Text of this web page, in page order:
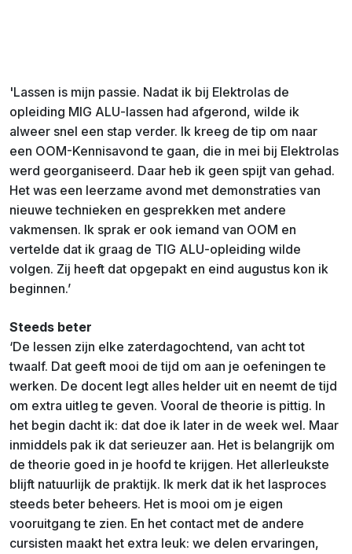
'Lassen is mijn passie. Nadat ik bij Elektrolas de
opleiding MIG ALU-lassen had afgerond, wilde ik
alweer snel een stap verder. Ik kreeg de tip om naar
een OOM-Kennisavond te gaan, die in mei bij Elektrolas
werd georganiseerd. Daar heb ik geen spijt van gehad.
Het was een leerzame avond met demonstraties van
nieuwe technieken en gesprekken met andere
vakmensen. Ik sprak er ook iemand van OOM en
vertelde dat ik graag de TIG ALU-opleiding wilde
volgen. Zij heeft dat opgepakt en eind augustus kon ik
beginnen.’
Steeds beter
‘De lessen zijn elke zaterdagochtend, van acht tot
twaalf. Dat geeft mooi de tijd om aan je oefeningen te
werken. De docent legt alles helder uit en neemt de tijd
om extra uitleg te geven. Vooral de theorie is pittig. In
het begin dacht ik: dat doe ik later in de week wel. Maar
inmiddels pak ik dat serieuzer aan. Het is belangrijk om
de theorie goed in je hoofd te krijgen. Het allerleukste
blijft natuurlijk de praktijk. Ik merk dat ik het lasproces
steeds beter beheers. Het is mooi om je eigen
vooruitgang te zien. En het contact met de andere
cursisten maakt het extra leuk: we delen ervaringen,